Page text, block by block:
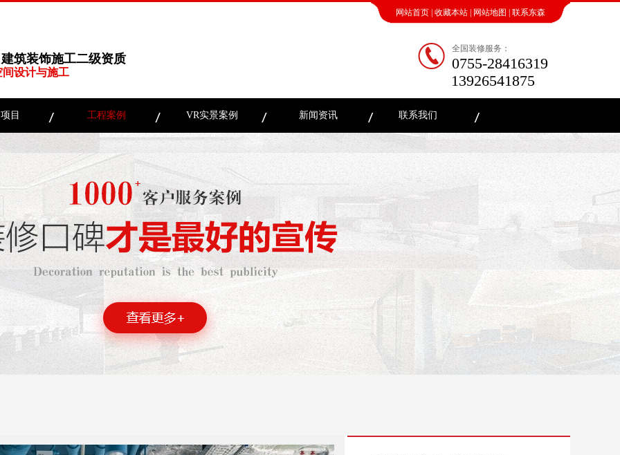
网站首页 收藏本站 网站地图 联系东森
筑装饰施工二级资质
设计与施工
全国装修服务：
0755-28416319
13926541875
目 工程案例 VR实景案例 新闻资讯 联系我们